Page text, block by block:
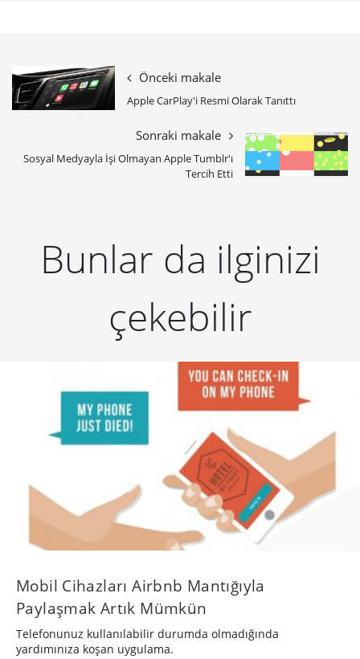
Önceki makale
Apple CarPlay'i Resmi Olarak Tanıttı
Sonraki makale
Sosyal Medyayla İşi Olmayan Apple Tumblr'ı
Tercih Etti
Bunlar da ilginizi
çekebilir
Mobil Cihazları Airbnb Mantığıyla
Paylaşmak Artık Mümkün
Telefonunuz kullanılabilir durumda olmadığında
yardımınıza koşan uygulama.